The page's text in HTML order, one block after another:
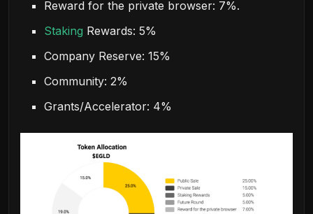
Reward for the private browser: 7%.
Staking Rewards: 5%
Company Reserve: 15%
Community: 2%
Grants/Accelerator: 4%